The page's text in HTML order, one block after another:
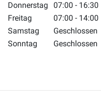
Donnerstag
07:00 - 16:30
Freitag
07:00 - 14:00
Samstag
Geschlossen
Sonntag
Geschlossen